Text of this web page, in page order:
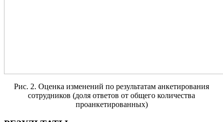
Рис. 2. Оценка изменений по результатам анкетирования
сотрудников (доля ответов от общего количества
проанкетированных)